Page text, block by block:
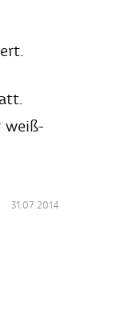
weiß-
31.07.2014